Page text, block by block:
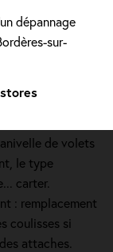
dépannage
sur-
de volets
le type
carter.
: remplacement
coulisses si
attaches.